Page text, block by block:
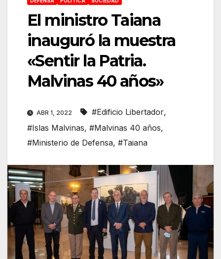
El ministro Taiana
inauguró la muestra
«Sentir la Patria.
Malvinas 40 años»
ABR 1, 2022 #Edificio Libertador,
#Islas Malvinas, #Malvinas 40 años,
#Ministerio de Defensa, #Taiana